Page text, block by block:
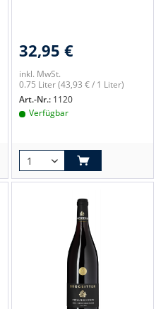
32,95 €
inkl. MwSt.
0.75 Liter(43,93 € / 1 Liter)
Art.-Nr.: 1120
Verfügbar